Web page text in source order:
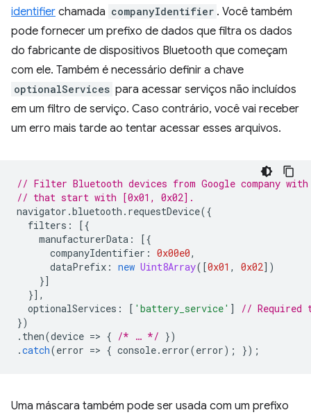
identifier chamada companyIdentifier . Você também
pode fornecer um prefixo de dados que filtra os dados
do fabricante de dispositivos Bluetooth que começam
com ele. Também é necessário definir a chave
optionalServices para acessar serviços não incluídos
em um filtro de serviço. Caso contrário, você vai receber
um erro mais tarde ao tentar acessar esses arquivos.
// Filter Bluetooth devices from Google company
// that start with [0x01, 0x02].
navigator .bluetooth . requestDevice({
filters :
[{
manufacturerData :
[{
companyIdentifier : 0x00e0,
dataPrefix : new Uint8Array([0x01 , 0x02])
}]
}],
optionalServices : [ 'battery_service' ]
// Required
})
. then(device => { /* … */ })
.catch(error => { console. error(error); });
Uma máscara também pode ser usada com um prefixo